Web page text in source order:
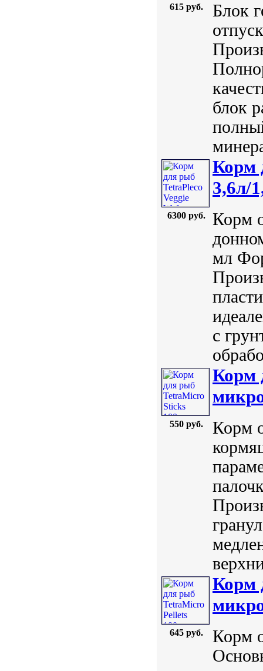
615 руб.
Блок
блок
6300 руб.
Корм
3,6л/
Корм
мл
с
550 руб.
Корм
Корм
645 руб.
Корм
Корм